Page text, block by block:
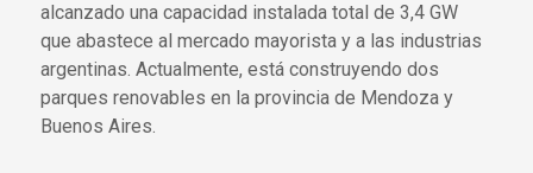
alcanzado una capacidad instalada total de 3,4 GW
que abastece al mercado mayorista y a las industrias
argentinas. Actualmente, está construyendo dos
parques renovables en la provincia de Mendoza y
Buenos Aires.